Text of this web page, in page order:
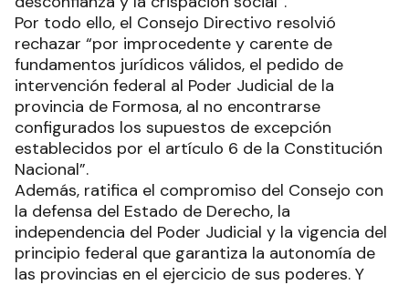
Por todo ello, el Consejo Directivo resolvió
rechazar “por improcedente y carente de
fundamentos jurídicos válidos, el pedido de
intervención federal al Poder Judicial de la
provincia de Formosa, al no encontrarse
configurados los supuestos de excepción
establecidos por el artículo 6 de la Constitución
Nacional”.
Además, ratifica el compromiso del Consejo con
la defensa del Estado de Derecho, la
independencia del Poder Judicial y la vigencia del
principio federal que garantiza la autonomía de
las provincias en el ejercicio de sus poderes. Y